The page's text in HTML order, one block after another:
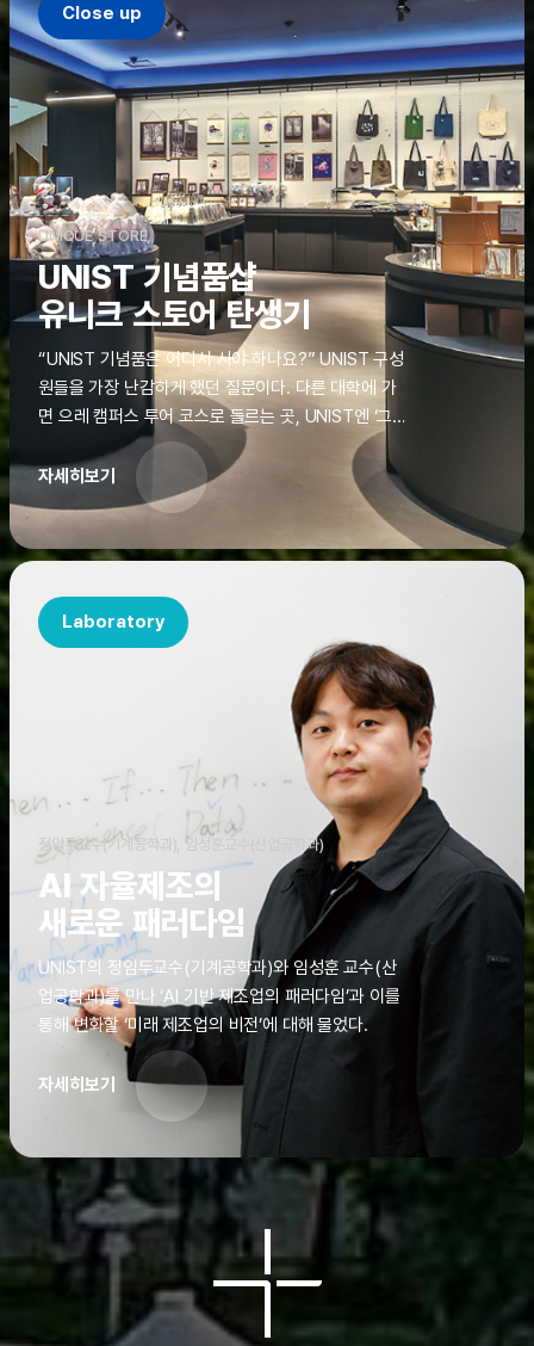
Close up
UNIQUE STORE
UNIST 기념품샵
유니크 스토어 탄생기
“UNIST 기념품은 어디서 사야 하나요?” UNIST 구성
원들을 가장 난감하게 했던 질문이다. 다른 대학에 가
면 으레 캠퍼스 투어 코스로 들르는 곳, UNIST엔 ‘그
것’이 없었다. 학교 탐방을 왔던 고등학생도, 자녀를 방
문하러 온 학부모도 빈손으로 돌려보내야 했던 아쉬움
을 달래줄 공간이 ‘유니크 스토어(UNIQUE
STORE)’라는 이름으로 지난해 11월 문을 열었다.
자세히보기
Laboratory
정임두교수(기계공학과), 임성훈교수(산업공학과)
AI 자율제조의
새로운 패러다임
UNIST의 정임두교수(기계공학과)와 임성훈 교수(산
업공학과)를 만나 ‘AI 기반 제조업의 패러다임’과 이를
통해 변화할 ‘미래 제조업의 비전’에 대해 물었다.
자세히보기